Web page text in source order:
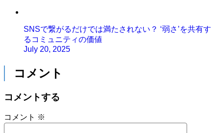
SNSで繋がるだけでは満たされない？ ‘弱さ’を共有す
るコミュニティの価値
July 20, 2025
コメント
コメントする
コメント ※